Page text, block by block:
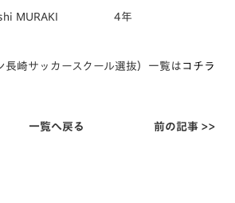
MURAKI 4年
長崎サッカースクール選抜）一覧は コチラ
一覧へ戻る 前の記事 >>